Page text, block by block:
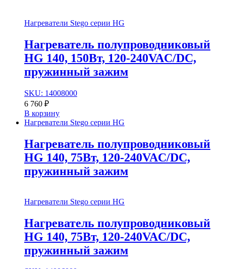
Нагреватели Stego серии HG
Нагреватель полупроводниковый
HG 140, 150Вт, 120-240VAC/DC,
пружинный зажим
SKU: 14008000
6 760 ₽
В корзину
Нагреватели Stego серии HG
Нагреватель полупроводниковый
HG 140, 75Вт, 120-240VAC/DC,
пружинный зажим
Нагреватели Stego серии HG
Нагреватель полупроводниковый
HG 140, 75Вт, 120-240VAC/DC,
пружинный зажим